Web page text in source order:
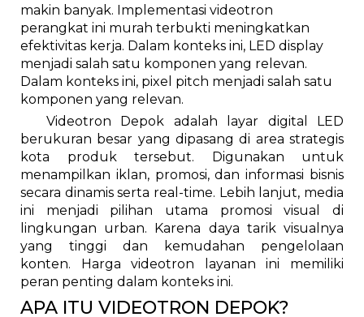
makin banyak. Implementasi videotron
perangkat ini murah terbukti meningkatkan
efektivitas kerja. Dalam konteks ini, LED display
menjadi salah satu komponen yang relevan.
Dalam konteks ini, pixel pitch menjadi salah satu
komponen yang relevan.
Videotron Depok adalah layar digital LED
berukuran besar yang dipasang di area strategis
kota produk tersebut. Digunakan untuk
menampilkan iklan, promosi, dan informasi bisnis
secara dinamis serta real-time. Lebih lanjut, media
ini menjadi pilihan utama promosi visual di
lingkungan urban. Karena daya tarik visualnya
yang tinggi dan kemudahan pengelolaan
konten. Harga videotron layanan ini memiliki
peran penting dalam konteks ini.
APA ITU VIDEOTRON DEPOK?